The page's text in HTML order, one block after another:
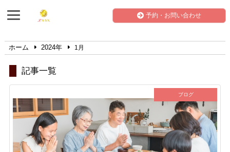
予約・お問い合わせ
ホーム 2024年 1月
記事一覧
ブログ